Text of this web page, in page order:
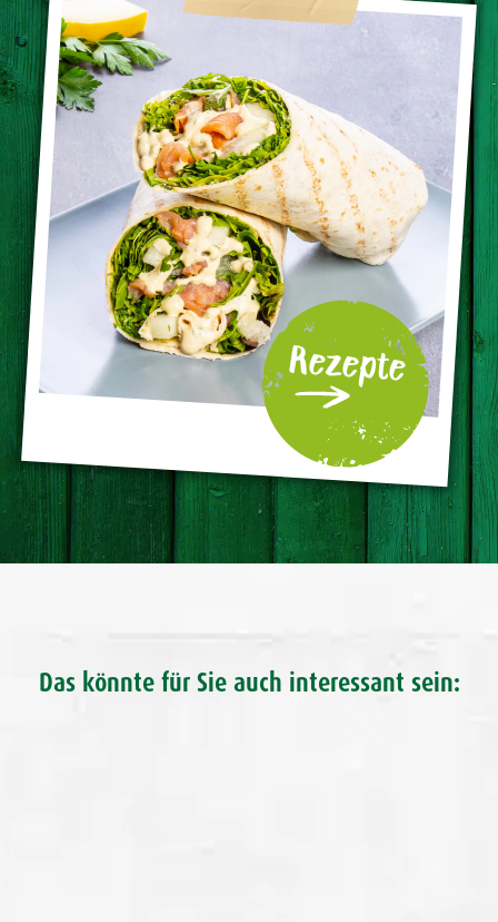
Rezepte
Das könnte für Sie auch interessant sein: